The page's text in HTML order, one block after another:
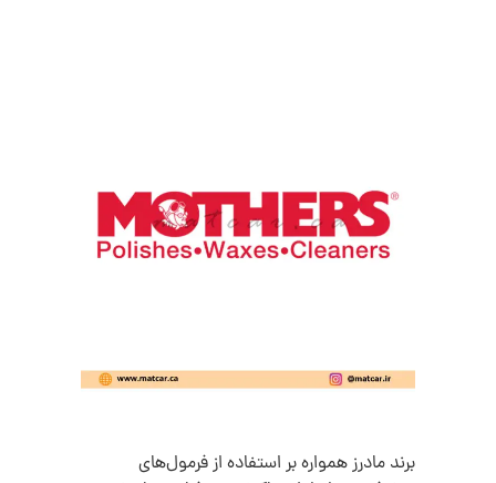
برند مادرز همواره بر استفاده ازفرمول‌های